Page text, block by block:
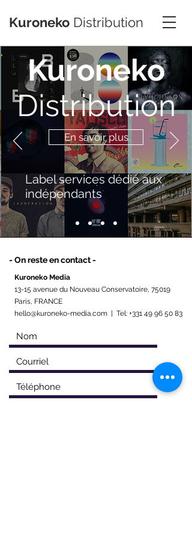
Kuroneko Distribution
Kuroneko
Distribution
En savoir plus
Label services dédié aux
indépendants
- On reste en contact -
Kuroneko Media
13-15 avenue du Nouveau Conservatoire, 75019
Paris, FRANCE
hello@kuroneko-media.com | Tel: +331 49 96 50 83